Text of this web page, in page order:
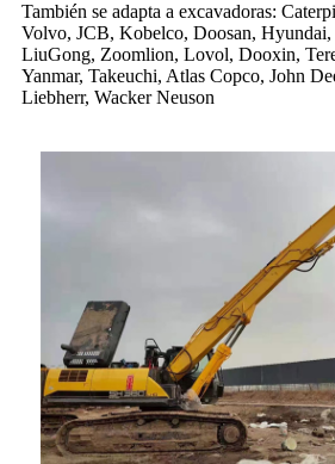
También se adapta a excavadoras:
Volvo, JCB, Kobelco, Doosan,
LiuGong, Zoomlion, Lovol, Dooxin,
Yanmar, Takeuchi, Atlas Copco, John
Liebherr, Wacker Neuson